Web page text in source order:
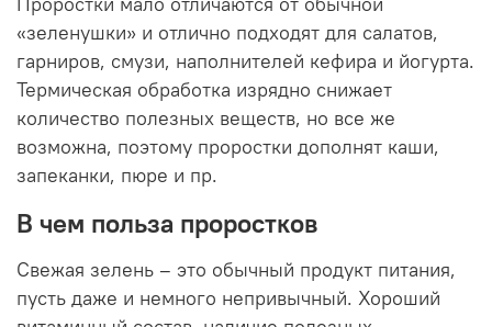
«зеленушки» и отлично подходят для салатов,
гарниров, смузи, наполнителей кефира и йогурта.
Термическая обработка изрядно снижает
количество полезных веществ, но все же
возможна, поэтому проростки дополнят каши,
запеканки, пюре и пр.
В чем польза проростков
Свежая зелень – это обычный продукт питания,
пусть даже и немного непривычный. Хороший